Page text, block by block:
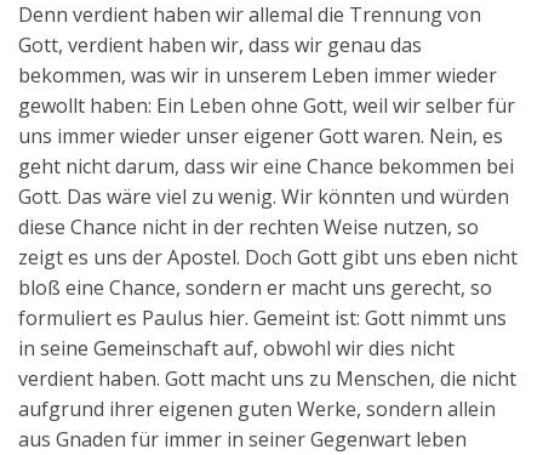
Denn verdient haben wir allemal die Trennung von
Gott, verdient haben wir, dass wir genau das
bekommen, was wir in unserem Leben immer wieder
gewollt haben: Ein Leben ohne Gott, weil wir selber für
uns immer wieder unser eigener Gott waren. Nein, es
geht nicht darum, dass wir eine Chance bekommen bei
Gott. Das wäre viel zu wenig. Wir könnten und würden
diese Chance nicht in der rechten Weise nutzen, so
zeigt es uns der Apostel. Doch Gott gibt uns eben nicht
bloß eine Chance, sondern er macht uns gerecht, so
formuliert es Paulus hier. Gemeint ist: Gott nimmt uns
in seine Gemeinschaft auf, obwohl wir dies nicht
verdient haben. Gott macht uns zu Menschen, die nicht
aufgrund ihrer eigenen guten Werke, sondern allein
aus Gnaden für immer in seiner Gegenwart leben